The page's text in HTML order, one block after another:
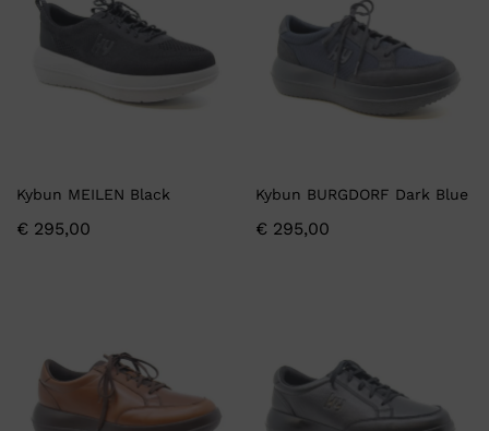
Kybun MEILEN Black
€ 295,00
Kybun BURGDORF Dark Blue
€ 295,00